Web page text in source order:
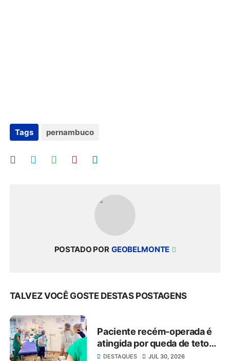
Tags pernambuco
POSTADO POR GEOBELMONTE
TALVEZ VOCÊ GOSTE DESTAS POSTAGENS
Paciente recém-operada é
atingida por queda de teto
no Hospital da Restauração
DESTAQUES JUL 30, 2026